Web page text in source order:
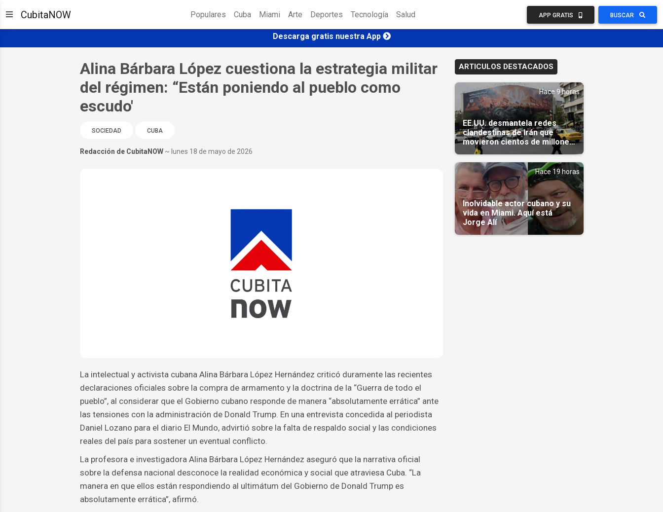
CubitaNOW Populares Cuba Miami Arte Deportes Tecnología Salud APP GRATIS BUSCAR
Descarga gratis nuestra App
Alina Bárbara López cuestiona la estrategia militar
del régimen: “Están poniendo al pueblo como
escudo'
SOCIEDAD CUBA
Redacción de CubitaNOW ~ lunes 18 de mayo de 2026
La intelectual y activista cubana Alina Bárbara López Hernández criticó duramente las recientes
declaraciones oficiales sobre la compra de armamento y la doctrina de la “Guerra de todo el
pueblo”, al considerar que el Gobierno cubano responde de manera “absolutamente errática” ante
las tensiones con la administración de Donald Trump. En una entrevista concedida al periodista
Daniel Lozano para el diario El Mundo, advirtió sobre la falta de respaldo social y las condiciones
reales del país para sostener un eventual conflicto.
La profesora e investigadora Alina Bárbara López Hernández aseguró que la narrativa oficial
sobre la defensa nacional desconoce la realidad económica y social que atraviesa Cuba. “La
manera en que ellos están respondiendo al ultimátum del Gobierno de Donald Trump es
absolutamente errática”, afirmó.
ARTICULOS DESTACADOS
Hace 9 horas
EE.UU. desmantela redes
clandestinas de Irán que
movieron cientos de millones
de dólares
Hace 19 horas
Inolvidable actor cubano y su
vida en Miami. Aquí está
Jorge Alí